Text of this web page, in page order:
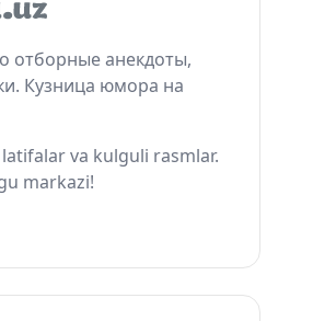
отборные анекдоты,
Кузница юмора на
va kulguli rasmlar.
markazi!